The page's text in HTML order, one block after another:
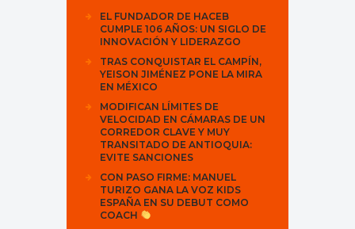
EL FUNDADOR DE HACEB
CUMPLE 106 AÑOS: UN SIGLO DE
INNOVACIÓN Y LIDERAZGO
TRAS CONQUISTAR EL CAMPÍN,
YEISON JIMÉNEZ PONE LA MIRA
EN MÉXICO
MODIFICAN LÍMITES DE
VELOCIDAD EN CÁMARAS DE UN
CORREDOR CLAVE Y MUY
TRANSITADO DE ANTIOQUIA:
EVITE SANCIONES
CON PASO FIRME: MANUEL
TURIZO GANA LA VOZ KIDS
ESPAÑA EN SU DEBUT COMO
COACH